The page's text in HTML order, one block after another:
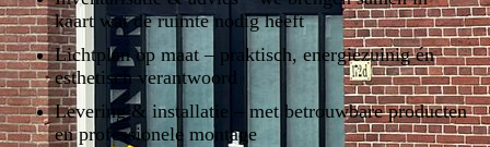
kaart wat de ruimte nodig heeft
Lichtplan op maat – praktisch, energiezuinig én
esthetisch verantwoord
Levering & installatie – met betrouwbare producten
en professionele montage